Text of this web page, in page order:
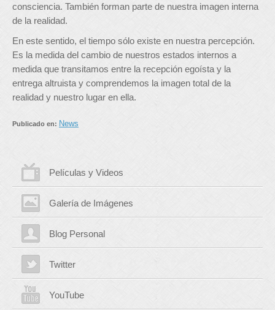
consciencia. También forman parte de nuestra imagen interna
de la realidad.
En este sentido, el tiempo sólo existe en nuestra percepción.
Es la medida del cambio de nuestros estados internos a
medida que transitamos entre la recepción egoísta y la
entrega altruista y comprendemos la imagen total de la
realidad y nuestro lugar en ella.
Publicado en: News
Películas y Videos
Galería de Imágenes
Blog Personal
Twitter
YouTube